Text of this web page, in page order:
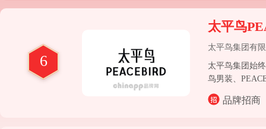
6
太平鸟
太平鸟集团有
太平鸟集团始
鸟男装、
牌矩阵不断完
品牌招商